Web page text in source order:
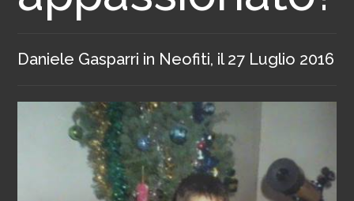
Daniele Gasparri in Neofiti, il27 Luglio 2016